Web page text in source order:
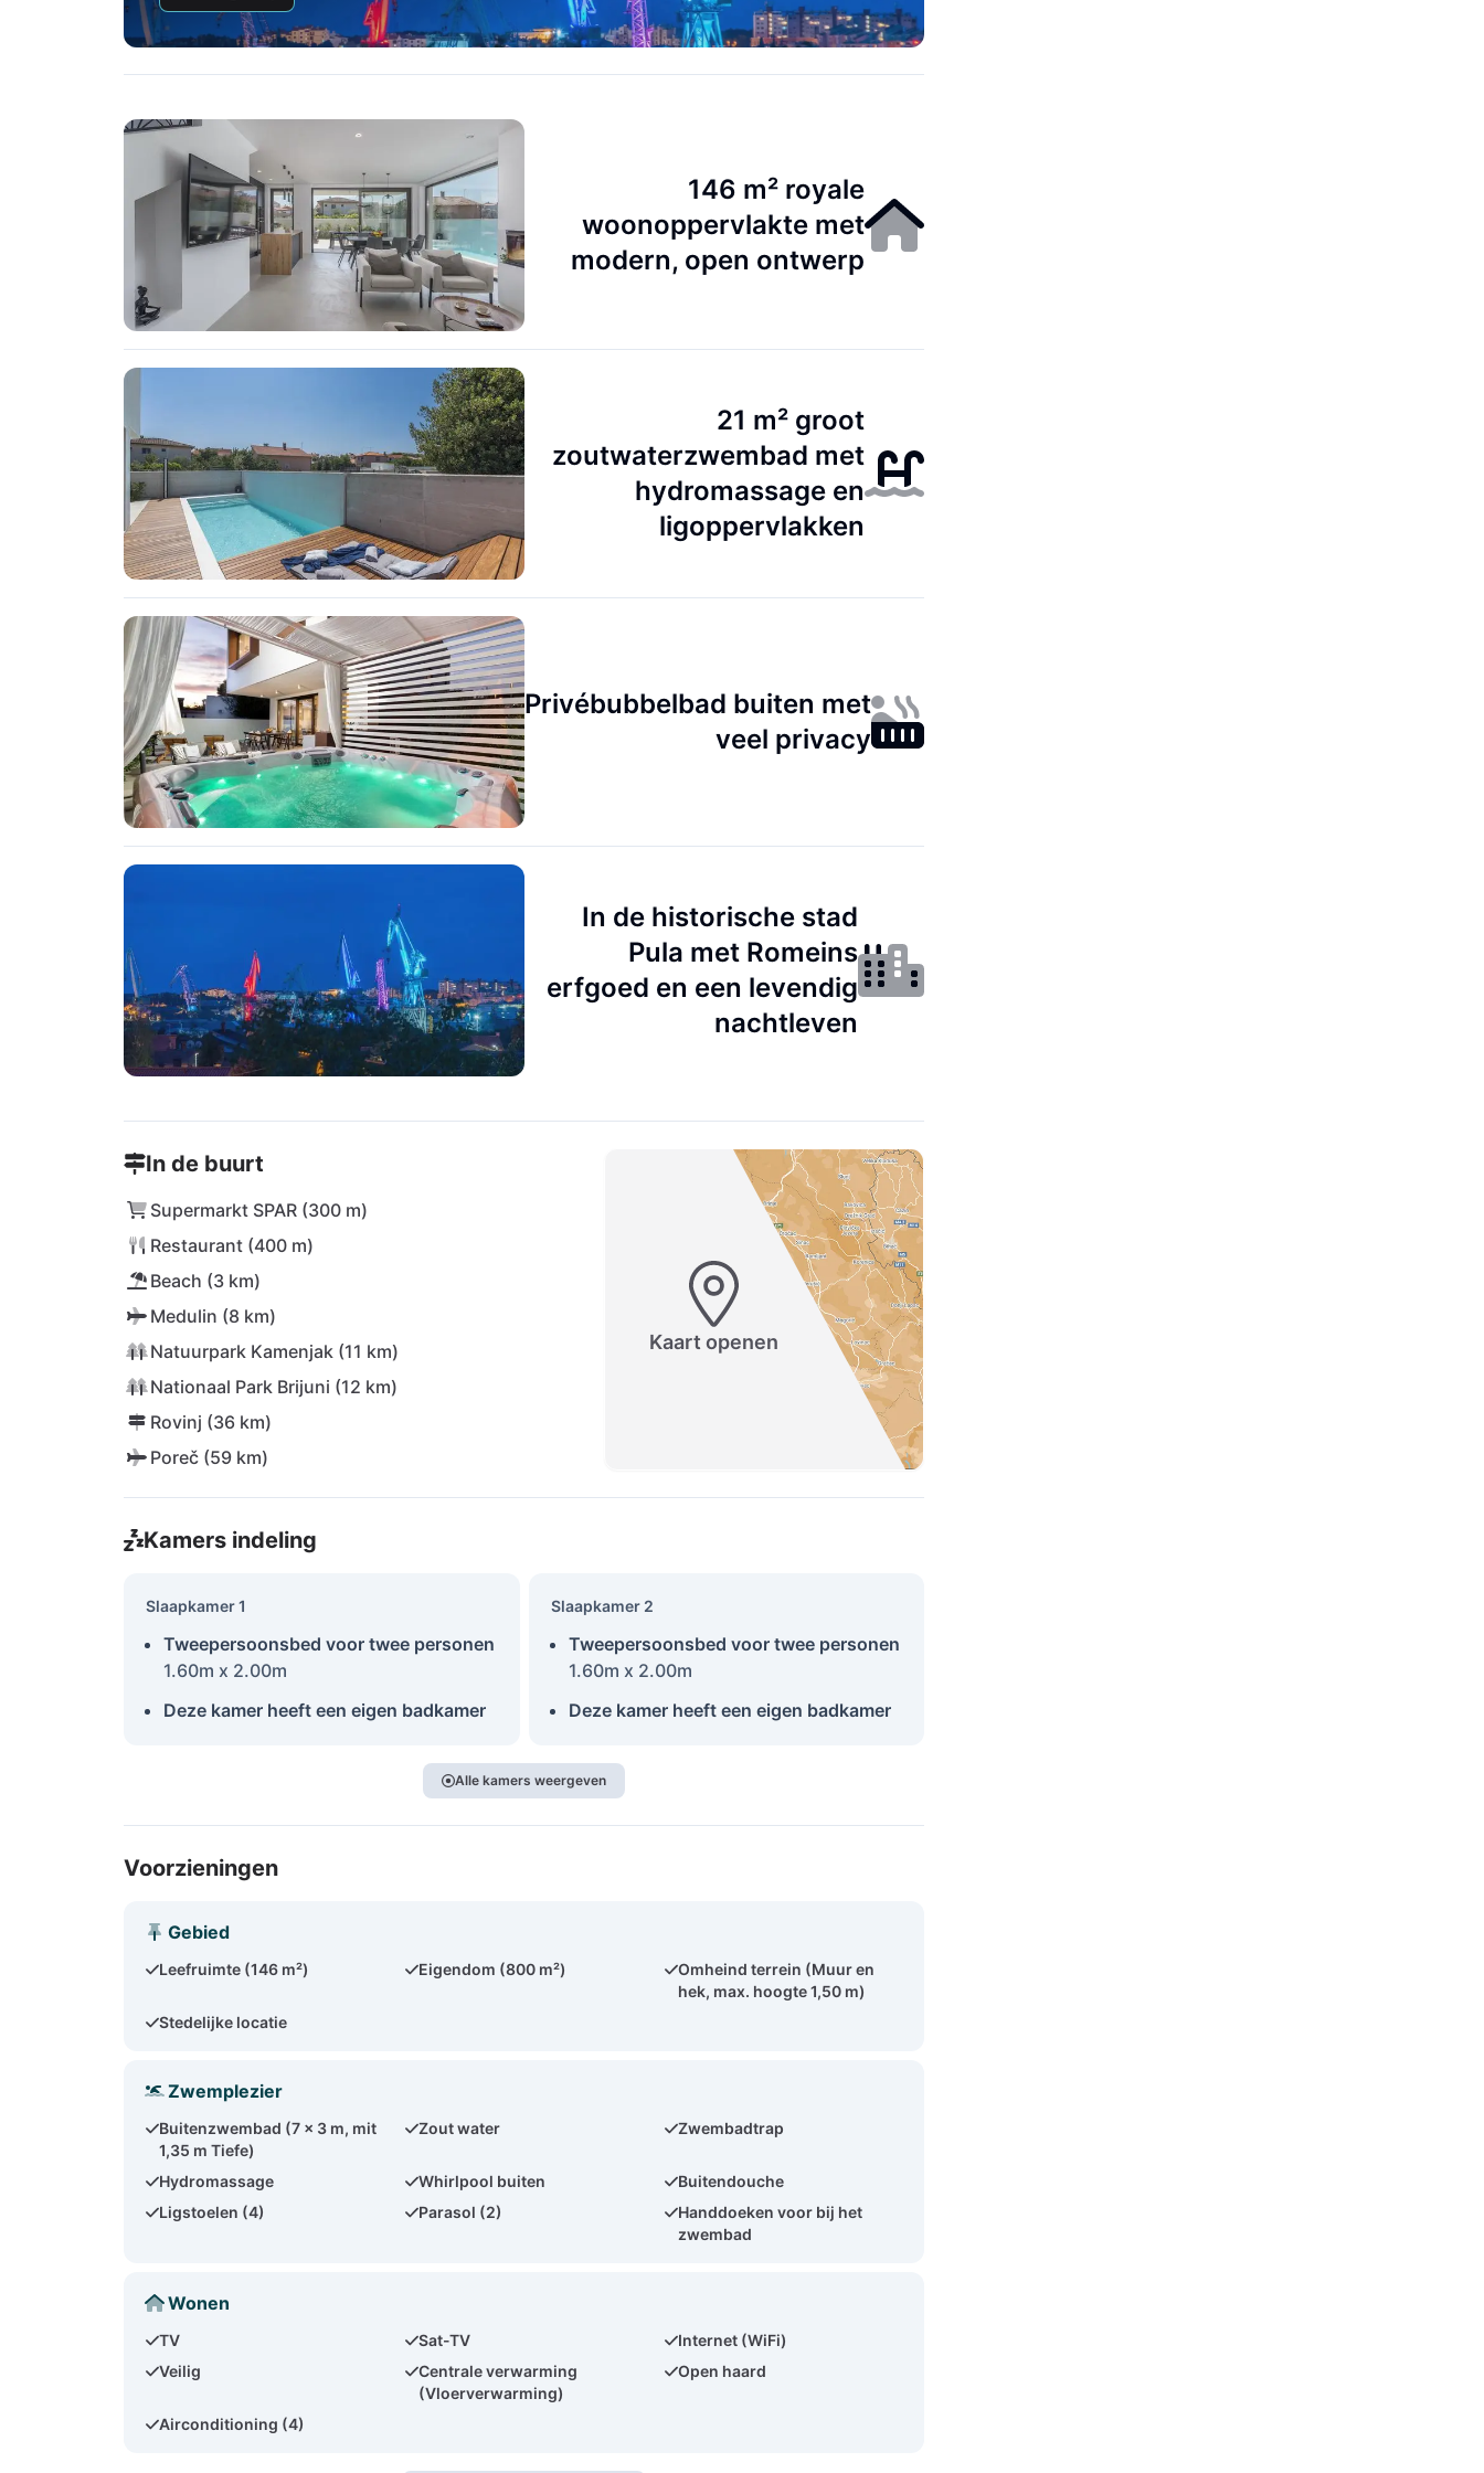
146 m² royale
woonoppervlakte met
modern, open ontwerp
21 m² groot
zoutwaterzwembad met
hydromassage en
ligoppervlakken
Privébubbelbad buiten met
veel privacy
In de historische stad
Pula met Romeins
erfgoed en een levendig
nachtleven
In de buurt
Supermarkt SPAR (300 m)
Restaurant (400 m)
Beach (3 km)
Medulin (8 km)
Natuurpark Kamenjak (11 km)
Nationaal Park Brijuni (12 km)
Rovinj (36 km)
Poreč (59 km)
Kaart openen
Kamers indeling
Slaapkamer 1
Tweepersoonsbed voor twee personen
1.60m x 2.00m
Deze kamer heeft een eigen badkamer
Slaapkamer 2
Tweepersoonsbed voor twee personen
1.60m x 2.00m
Deze kamer heeft een eigen badkamer
Alle kamers weergeven
Voorzieningen
Gebied
Leefruimte (146 m²) Eigendom (800 m²)
Omheind terrein (Muur en
hek, max. hoogte 1,50 m)
Stedelijke locatie
Zwemplezier
Buitenzwembad (7 x 3 m, mit
1,35 m Tiefe)
Zout water Zwembadtrap
Hydromassage Whirlpool buiten
Buitendouche
Ligstoelen (4)
Parasol (2)
Handdoeken voor bij het
zwembad
Wonen
TV Sat-TV
Internet (WiFi)
Veilig
Centrale verwarming
(Vloerverwarming)
Open haard
Airconditioning (4)